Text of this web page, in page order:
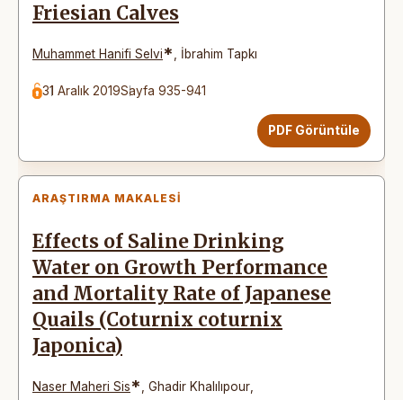
Friesian Calves
Muhammet Hanifi Selvi* İbrahim Tapkı
31 Aralık 2019Sayfa 935-941
PDF Görüntüle
ARAŞTIRMA MAKALESI
Effects of Saline Drinking
Water on Growth Performance
and Mortality Rate of Japanese
Quails (Coturnix coturnix
Japonica)
Naser Maheri Sis* Ghadir Khalılıpour